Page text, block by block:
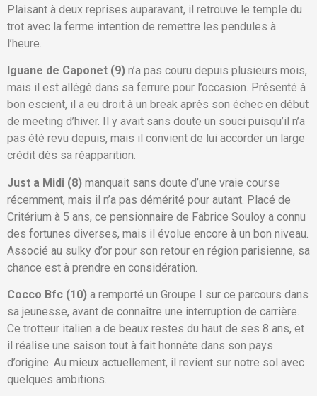
Plaisant à deux reprises auparavant, il retrouve le temple du
trot avec la ferme intention de remettre les pendules à
l’heure.
Iguane de Caponet (9) n’a pas couru depuis plusieurs mois,
mais il est allégé dans sa ferrure pour l’occasion. Présenté à
bon escient, il a eu droit à un break après son échec en début
de meeting d’hiver. Il y avait sans doute un souci puisqu’il n’a
pas été revu depuis, mais il convient de lui accorder un large
crédit dès sa réapparition.
Just a Midi (8) manquait sans doute d’une vraie course
récemment, mais il n’a pas démérité pour autant. Placé de
Critérium à 5 ans, ce pensionnaire de Fabrice Souloy a connu
des fortunes diverses, mais il évolue encore à un bon niveau.
Associé au sulky d’or pour son retour en région parisienne, sa
chance est à prendre en considération.
Cocco Bfc (10) a remporté un Groupe I sur ce parcours dans
sa jeunesse, avant de connaître une interruption de carrière.
Ce trotteur italien a de beaux restes du haut de ses 8 ans, et
il réalise une saison tout à fait honnête dans son pays
d’origine. Au mieux actuellement, il revient sur notre sol avec
quelques ambitions.